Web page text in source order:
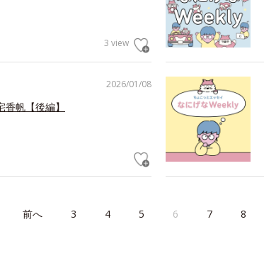
3 view
2026/01/08
帆【後編】
前へ 3 4 5 6 7 8